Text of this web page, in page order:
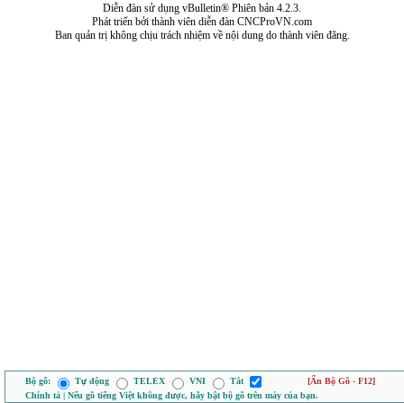
Diễn đàn sử dụng vBulletin® Phiên bản 4.2.3.
Phát triển bởi thành viên diễn đàn CNCProVN.com
Ban quản trị không chịu trách nhiệm về nội dung do thành viên đăng.
Bộ gõ: Tự động TELEX VNI Tắt
[Ẩn Bộ Gõ - F12]
Chính tả | Nếu gõ tiếng Việt không được, hãy bật bộ gõ trên máy của bạn.